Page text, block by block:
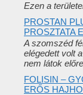
Ezen a
PROSTAN
PROSZTATA
A szomszéd
elégedett volt
nem látok
FOLISIN –
ERŐS